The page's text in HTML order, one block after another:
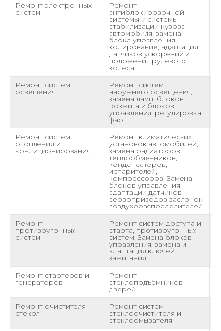
Ремонт электронных
систем
Ремонт
антиблокировочной
системы и системы
стабилизации кузова
автомобиля, замена
блока управления,
кодирование, адаптация
датчиков ускорений и
положения рулевого
колеса.
Ремонт систем
освещения
Ремонт систем
наружнего освещения,
замена ламп, блоков
розжига и блоков
управления, регулировка
фар.
Ремонт систем
отопления и
кондиционирования
Ремонт климатических
установок автомобилей,
замена радиаторов,
теплообменников,
конденсаторов,
испарителей,
компрессоров. Замена
блоков управления,
адаптации датчиков
сервоприводов заслонок
воздухораспределителей.
Ремонт
противоугонных
систем
Ремонт систем доступа и
старта, противоугонных
систем. Замена блоков
управления, замена и
адаптация ключей
зажигания.
Ремонт стартеров и
генераторов
Ремонт
стеклоподъёмников
дверей.
Ремонт очистителя
стекол
Ремонт систем
стеклоочистителя и
стеклоомывателя